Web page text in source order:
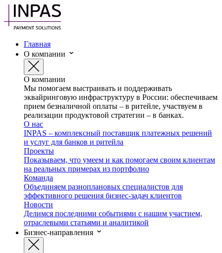
Главная
О компании
О компании
Мы помогаем выстраивать и поддерживать
эквайринговую инфраструктуру в России: обеспечиваем
прием безналичной оплаты – в ритейле, участвуем в
реализации продуктовой стратегии – в банках.
О нас
INPAS – комплексный поставщик платежных решений
и услуг для банков и ритейла
Проекты
Показываем, что умеем и как помогаем своим клиентам
на реальных примерах из портфолио
Команда
Объединяем разноплановых специалистов для
эффективного решения бизнес-задач клиентов
Новости
Делимся последними событиями с нашим участием,
отраслевыми статьями и аналитикой
Бизнес-направления